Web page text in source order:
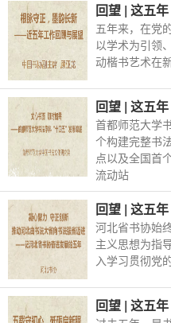
回望 | 这五
五年来，在党
以学术为引领
动楷书艺术在
回望 | 这五
首都师范大学
个构建完整书
点以及全国首
流动站
回望 | 这五
河北省书协始
主义思想为指
入学习贯彻党
回望 | 这五